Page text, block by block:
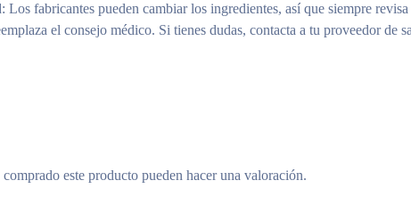
: Los fabricantes pueden cambiar los ingredientes, así que siempre
el consejo médico. Si tienes dudas, contacta a tu proveedor de
este producto pueden hacer una valoración.